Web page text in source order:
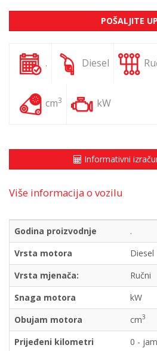
POŠALJITE
. Diesel
cm3 kW
Informativni
Više informacija o vozilu
Godina proizvodnje
.
Vrsta motora
Diesel
Vrsta mjenača:
Ručni
Snaga motora
kW
Obujam motora
cm3
Prijeđeni kilometri
0 -